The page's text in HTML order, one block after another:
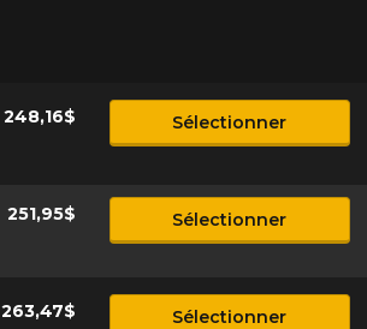
248,16$ Sélectionner
251,95$ Sélectionner
263,47$ Sélectionner